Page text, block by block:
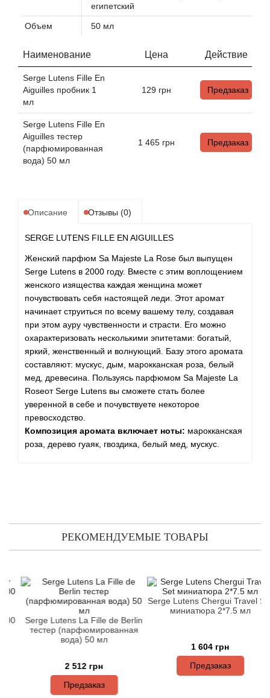
египетский
Объем 50 мл
Наименование Цена Действие
Serge Lutens Fille En
Aiguilles пробник 1
мл
129 грн Предзаказ
Serge Lutens Fille En
Aiguilles тестер
(парфюмированная
вода) 50 мл
1 465 грн Предзаказ
Описание Отзывы (0)
SERGE LUTENS FILLE EN AIGUILLES
Женский парфюм Sa Majeste La Rose был выпущен
Serge Lutens в 2000 году. Вместе с этим воплощением
женского изящества каждая женщина может
почувствовать себя настоящей леди. Этот аромат
начинает струиться по всему вашему телу, создавая
при этом ауру чувственности и страсти. Его можно
охарактеризовать несколькими эпитетами: богатый,
яркий, женственный и волнующий. Базу этого аромата
составляют: мускус, дым, марокканская роза, белый
мед, древесина. Пользуясь парфюмом Sa Majeste La
Roseот Serge Lutens вы сможете стать более
уверенной в себе и почувствуете некоторое
превосходство.
Композиция аромата включает ноты: марокканская
роза, дерево гуаяк, гвоздика, белый мед, мускус.
РЕКОМЕНДУЕМЫЕ ТОВАРЫ
Serge Lutens La Fille de Berlin
тестер (парфюмированная
вода) 50 мл
2 512 грн
Предзаказ
Serge Lutens Chergui Travel Set
миниатюра 2*7.5 мл
1 604 грн
Предзаказ
Al Jazeera
Alaia Paris
Alexander McQueen
Alexandre Barthet
Alfred Dunhill
Alyssa Ashley
American Crew
Amouage
Amouroud
Andre L'Arom
Angel Schlesser
Anne Fontaine
Annick Goutal
Antonia's Flowers
Antonio Banderas
Antonio Puig